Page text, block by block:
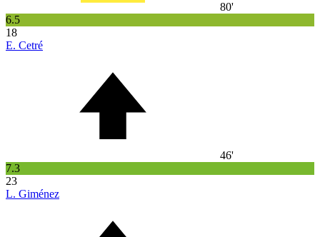
80'
6.5
18
E. Cetré
46'
7.3
23
L. Giménez